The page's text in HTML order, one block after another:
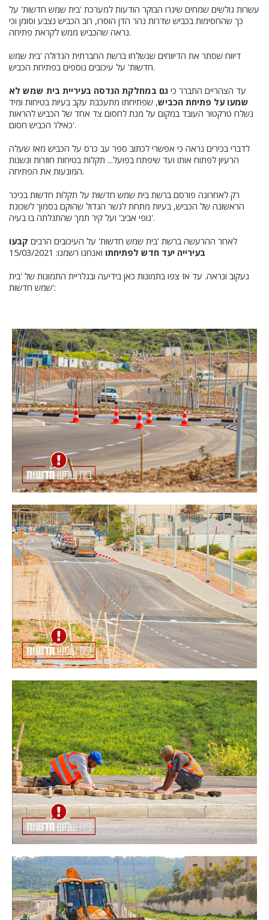
עשרות גולשים שמחים שיגרו הבוקר הודעות למערכת 'בית שמש חדשות' על
כך שהחסימות בכביש שדרות נהר הדן הוסרו, רוב הכביש נצבע וסומן וכי
נראה שהכביש ממש לקראת פתיחה.
דיווח שסתר את הדיווחים שנשלחו ברשת החברתית הגדולה 'בית שמש
חדשות' על עיכובים נוספים בפתיחת הכביש.
עד הצהריים התברר כי גם במחלקת הנדסה בעיריית בית שמש לא
שמעו על פתיחת הכביש, שפתיחתו מתעכבת עקב בעיות בטיחות ומיד
נשלח טרקטור העובד במקום על מנת לחסום צד אחד של הכביש להראות
'כאילו' הכביש חסום.
לדברי בכירים נראה כי אפשרי לכתוב ספר עב כרס על הכביש מאז שעלה
הרעיון לפתוח אותו ועד שיפתח בפועל... תקלות בטיחות חוזרות ונשנות
המונעות את הפתיחה.
רק לאחרונה פורסם ברשת בית שמש חדשות על תקלות חדשות בכיכר
הראשונה של הכביש, בעיות מתחת לגשר הגדול שהוקם בסמוך לשכונת
'נופי אביב' ועל קיר תמך שהתגלתה בו בעיה.
לאחר ההרעשה ברשת 'בית שמש חדשות' על העיכובים הרבים קבעו
בעירייה יעד חדש לפתיחתו ואנחנו רשמנו: 15/03/2021
נעקוב ונראה. עד אז צפו בתמונות כאן בידיעה ובגלריית התמונות של 'בית
שמש חדשות':